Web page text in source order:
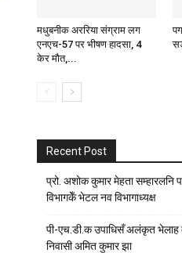
मधुबनीक अररिया संग्राम लग
एनएच-57 पर भीषण हादसा, 4
केर मौत,...
Recent Post
प्रो. अशोक कुमार मेहता सम्हारलनि
विभागकेँ भेटल नव विभागाध्यक्ष
पी-एच.डी.क उपाधिसँ अलंकृत भेलाह
निवासी अमित कुमार झा